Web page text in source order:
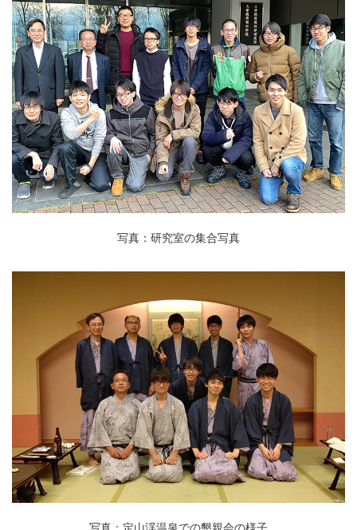
写真：研究室の集合写真
写真：定山渓温泉での懇親会の様子